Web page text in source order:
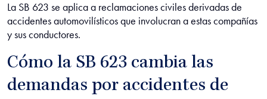
La SB 623 se aplica a reclamaciones civiles derivadas de
accidentes automovilísticos que involucran a estas compañías
y sus conductores.
Cómo la SB 623 cambia las
demandas por accidentes de